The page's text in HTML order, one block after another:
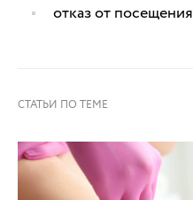
отказ от посещения